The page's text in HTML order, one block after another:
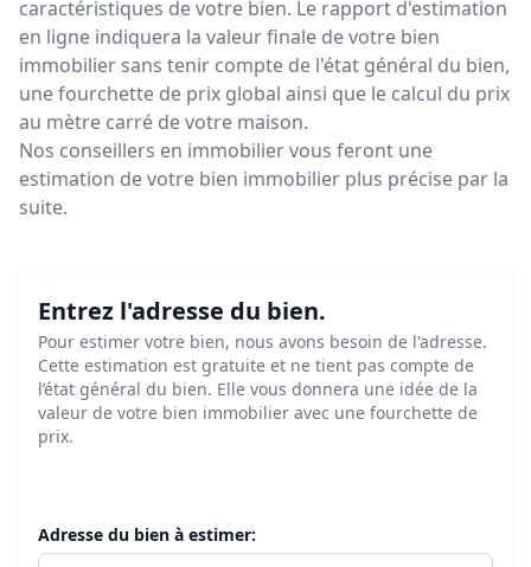
caractéristiques de votre bien. Le rapport d'estimation
en ligne indiquera la valeur finale de votre bien
immobilier sans tenir compte de l'état général du bien,
une fourchette de prix global ainsi que le calcul du prix
au mètre carré de votre maison.
Nos conseillers en immobilier vous feront une
estimation de votre bien immobilier plus précise par la
suite.
Entrez l'adresse du bien.
Pour estimer votre bien, nous avons besoin de l'adresse.
Cette estimation est gratuite et ne tient pas compte de
l’état général du bien. Elle vous donnera une idée de la
valeur de votre bien immobilier avec une fourchette de
prix.
Adresse du bien à estimer: